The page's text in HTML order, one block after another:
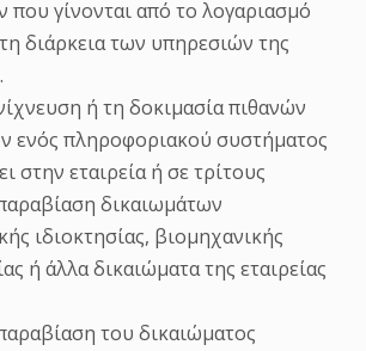
που γίνονται από το λογαριασμό
διάρκεια των υπηρεσιών της
ή τη δοκιμασία πιθανών
ενός πληροφοριακού συστήματος
στην εταιρεία ή σε τρίτους
δικαιωμάτων
ιδιοκτησίας, βιομηχανικής
ή άλλα δικαιώματα της εταιρείας
του δικαιώματος